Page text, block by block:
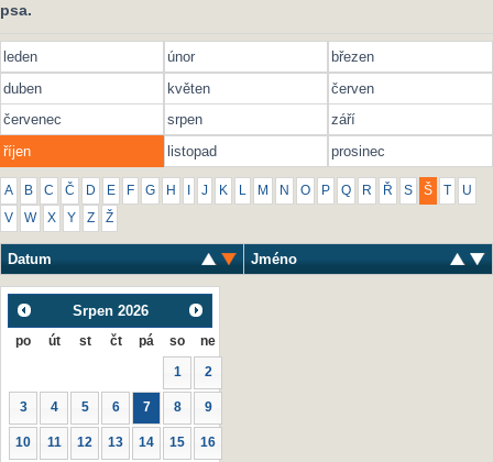
psa.
leden únor
březen
duben
květen
červen
červenec
srpen
září
říjen
listopad prosinec
A B C Č D E F G H J K L M N O P Q R Ř S Š U
V W X Y Z Ž
Datum Jméno
Srpen 2026
po út st čt pá so ne
1 2
3 4 5 6 7 8 9
10 11 12 13 14 15 16